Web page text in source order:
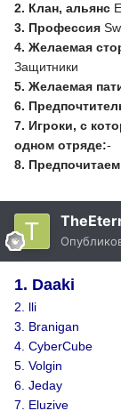
2. Клан, альянс
3. Профессия
4. Желаемая
Защитники
5. Желаемая
6.
7. Игроки, с
одном отряде:-
8.
1. Daaki
2. lli
3. Branigan
4. CyberCube
5. Volgin
6. Jeday
7. Eluzive